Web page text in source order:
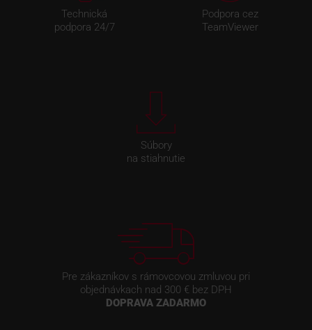
Technická
podpora 24/7
Podpora cez
TeamViewer
Súbory
na stiahnutie
Pre zákazníkov s rámovcovou zmluvou pri
objednávkach nad 300 € bez DPH
DOPRAVA ZADARMO